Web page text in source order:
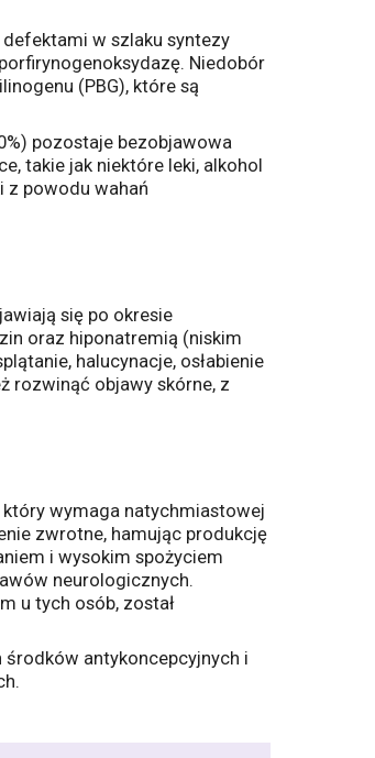
w szlaku syntezy
Niedobór
(PBG), które są
pozostaje bezobjawowa
takie jak niektóre leki, alkohol
z powodu wahań
się po okresie
oraz hiponatremią (niskim
halucynacje, osłabienie
rozwinąć objawy skórne, z
który wymaga natychmiastowej
zwrotne, hamując produkcję
i wysokim spożyciem
neurologicznych.
u tych osób, został
antykoncepcyjnych i